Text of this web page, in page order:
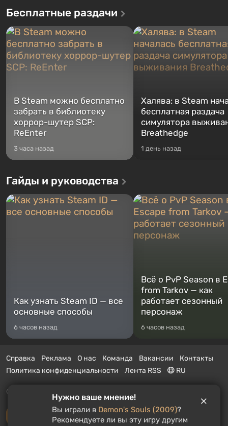
Бесплатные раздачи
В Steam можно бесплатно
забрать в библиотеку
хоррор-шутер SCP:
ReEnter
3 часа назад
Халява: в Steam
бесплатная раздача
симулятора
Breathedge
1 день назад
Гайды и руководства
Как узнать Steam ID — все
основные способы
6 часов назад
Всё о PvP Season в
from Tarkov — как
работает сезонный
персонаж
6 часов назад
Справка Реклама О нас Команда Вакансии
Контакты
Политика конфиденциальности
Лента RSS RU
© 2011 - 2026 VGTimes
Полная версия
Нужно ваше мнение!
Вы играли в Demon's Souls (2009)?
Рекомендуете ли вы эту игру другим